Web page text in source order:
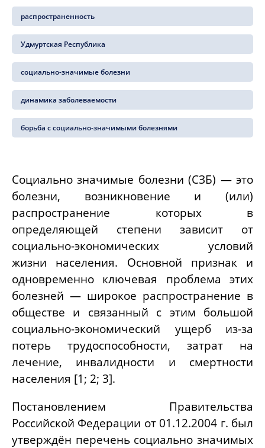
распространенность
Удмуртская Республика
социально-значимые болезни
динамика заболеваемости
борьба с социально-значимыми болезнями
Социально значимые болезни (СЗБ) — это
болезни, возникновение и (или)
распространение которых в
определяющей степени зависит от
социально-экономических условий
жизни населения. Основной признак и
одновременно ключевая проблема этих
болезней — широкое распространение в
обществе и связанный с этим большой
социально-экономический ущерб из-за
потерь трудоспособности, затрат на
лечение, инвалидности и смертности
населения [1; 2; 3].
Постановлением Правительства
Российской Федерации от 01.12.2004 г. был
утверждён перечень социально значимых